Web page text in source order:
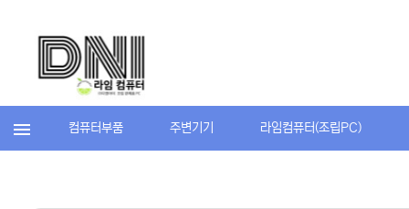
컴퓨터부품 주변기기 라임컴퓨터(조립PC)